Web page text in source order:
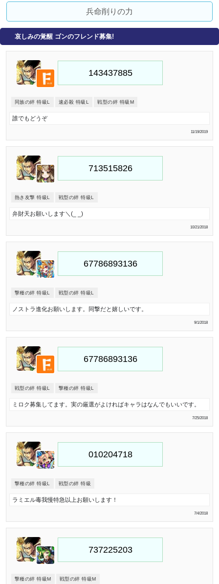
兵命削りの力
哀しみの覚醒 ゴンのフレンド募集!
同族の絆 特級L 速必殺 特級L 戦型の絆 特級M
誰でもどうぞ
11/19/2019
熱き友撃 特級L 戦型の絆 特級L
弁財天お願いします＼(_ _)
10/21/2018
撃種の絆 特級L 戦型の絆 特級L
ノストラ進化お願いします。同撃だと嬉しいです。
9/1/2018
戦型の絆 特級L 撃種の絆 特級L
ミロク募集してます。実の厳選がよければキャラはなんでもいいです。
7/25/2018
撃種の絆 特級L 戦型の絆 特級
ラミエル毒我慢特急以上お願いします！
7/4/2018
撃種の絆 特級M 戦型の絆 特級M